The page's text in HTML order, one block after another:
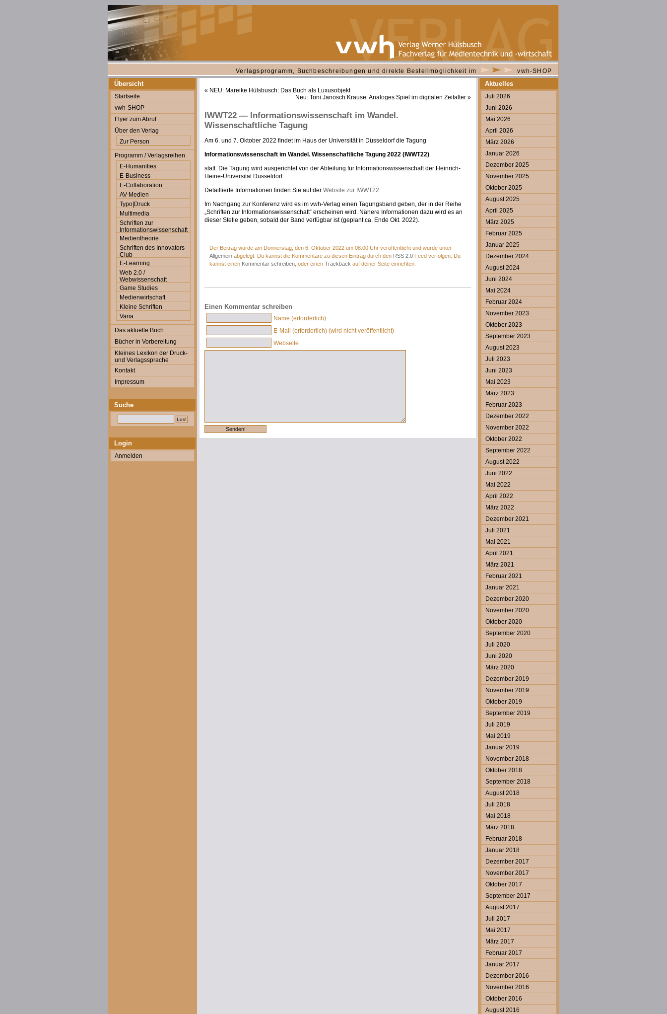
Verlagsprogramm, Buchbeschreibungen und direkte Bestellmöglichkeit im vwh-SHOP
Übersicht
Startseite
vwh-SHOP
Flyer zum Abruf
Über den Verlag
Zur Person
Programm / Verlagsreihen
E-Humanities
E-Business
E-Collaboration
AV-Medien
Typo|Druck
Multimedia
Schriften zur
Informationswissenschaft
Medientheorie
Schriften des Innovators
Club
E-Learning
Web 2.0 /
Webwissenschaft
Game Studies
Medienwirtschaft
Kleine Schriften
Varia
Das aktuelle Buch
Bücher in Vorbereitung
Kleines Lexikon der Druck-
und Verlagssprache
Kontakt
Impressum
Suche
Login
Anmelden
« NEU: Mareike Hülsbusch: Das Buch als Luxusobjekt
Neu: Toni Janosch Krause: Analoges Spiel im digitalen Zeitalter »
IWWT22 — Informationswissenschaft im Wandel.
Wissenschaftliche Tagung
Am 6. und 7. Oktober 2022 findet im Haus der Universität in Düsseldorf die Tagung
Informationswissenschaft im Wandel. Wissenschaftliche Tagung 2022 (IWWT22)
statt. Die Tagung wird ausgerichtet von der Abteilung für Informationswissenschaft der Heinrich-
Heine-Universität Düsseldorf.
Detaillierte Informationen finden Sie auf der Website zur IWWT22.
Im Nachgang zur Konferenz wird es im vwh-Verlag einen Tagungsband geben, der in der Reihe
„Schriften zur Informationswissenschaft“ erscheinen wird. Nähere Informationen dazu wird es an
dieser Stelle geben, sobald der Band verfügbar ist (geplant ca. Ende Okt. 2022).
Der Beitrag wurde am Donnerstag, den 6. Oktober 2022 um 08:00 Uhr veröffentlicht und wurde unter
Allgemein abgelegt. Du kannst die Kommentare zu diesen Eintrag durch den RSS 2.0 Feed verfolgen. Du
kannst einen Kommentar schreiben , oder einen Trackback auf deiner Seite einrichten.
Einen Kommentar schreiben
Name (erforderlich)
E-Mail (erforderlich) (wird nicht veröffentlicht)
Webseite
Aktuelles
Juli 2026
Juni 2026
Mai 2026
April 2026
März 2026
Januar 2026
Dezember 2025
November 2025
Oktober 2025
August 2025
April 2025
März 2025
Februar 2025
Januar 2025
Dezember 2024
August 2024
Juni 2024
Mai 2024
Februar 2024
November 2023
Oktober 2023
September 2023
August 2023
Juli 2023
Juni 2023
Mai 2023
März 2023
Februar 2023
Dezember 2022
November 2022
Oktober 2022
September 2022
August 2022
Juni 2022
Mai 2022
April 2022
März 2022
Dezember 2021
Juli 2021
Mai 2021
April 2021
März 2021
Februar 2021
Januar 2021
Dezember 2020
November 2020
Oktober 2020
September 2020
Juli 2020
Juni 2020
März 2020
Dezember 2019
November 2019
Oktober 2019
September 2019
Juli 2019
Mai 2019
Januar 2019
November 2018
Oktober 2018
September 2018
August 2018
Juli 2018
Mai 2018
März 2018
Februar 2018
Januar 2018
Dezember 2017
November 2017
Oktober 2017
September 2017
August 2017
Juli 2017
Mai 2017
März 2017
Februar 2017
Januar 2017
Dezember 2016
November 2016
Oktober 2016
August 2016